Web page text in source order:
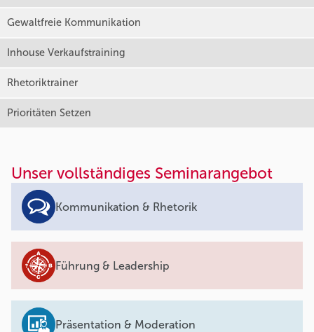
Gewaltfreie Kommunikation
Inhouse Verkaufstraining
Rhetoriktrainer
Prioritäten Setzen
Unser vollständiges Seminarangebot
Kommunikation & Rhetorik
Führung & Leadership
Präsentation & Moderation